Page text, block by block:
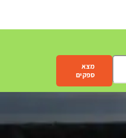
מצא
ספקים